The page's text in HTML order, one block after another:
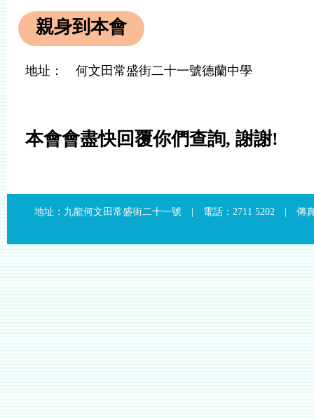
親身到本會
地址： 何文田常盛街二十一號德蘭中學
本會會盡快回覆你們查詢, 謝謝!
地址：九龍何文田常盛街二十一號 | 電話：2711 5202 | 傳